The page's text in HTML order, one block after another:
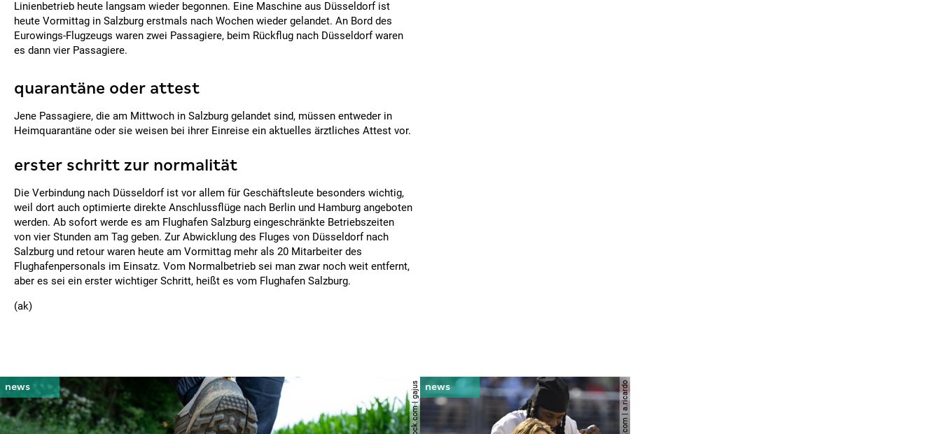
Linienbetrieb heute langsam wieder begonnen. Eine Maschine aus Düsseldorf ist
heute Vormittag in Salzburg erstmals nach Wochen wieder gelandet. An Bord des
Eurowings-Flugzeugs waren zwei Passagiere, beim Rückflug nach Düsseldorf waren
es dann vier Passagiere.
quarantäne oder attest
Jene Passagiere, die am Mittwoch in Salzburg gelandet sind, müssen entweder in
Heimquarantäne oder sie weisen bei ihrer Einreise ein aktuelles ärztliches Attest vor.
erster schritt zur normalität
Die Verbindung nach Düsseldorf ist vor allem für Geschäftsleute besonders wichtig,
weil dort auch optimierte direkte Anschlussflüge nach Berlin und Hamburg angeboten
werden. Ab sofort werde es am Flughafen Salzburg eingeschränkte Betriebszeiten
von vier Stunden am Tag geben. Zur Abwicklung des Fluges von Düsseldorf nach
Salzburg und retour waren heute am Vormittag mehr als 20 Mitarbeiter des
Flughafenpersonals im Einsatz. Vom Normalbetrieb sei man zwar noch weit entfernt,
aber es sei ein erster wichtiger Schritt, heißt es vom Flughafen Salzburg.
(ak)